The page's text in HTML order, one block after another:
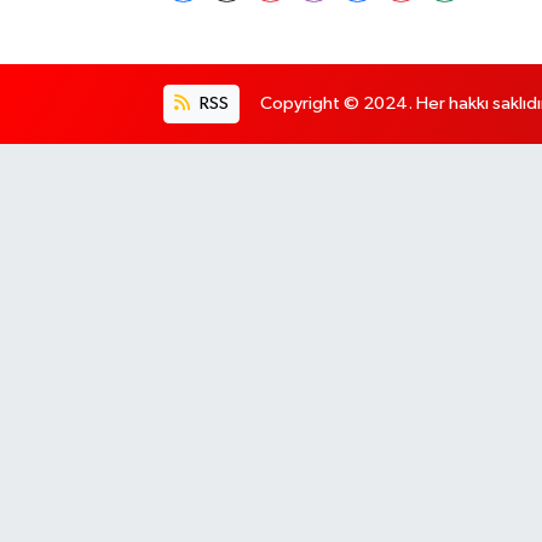
RSS Copyright © 2024. Her hakkı